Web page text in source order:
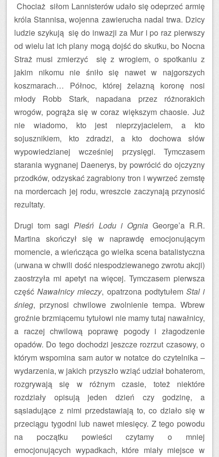
Chociaż siłom Lannisterów udało się odeprzeć armię
króla Stannisa, wojenna zawierucha nadal trwa. Dzicy
ludzie szykują się do inwazji za Mur i po raz pierwszy
od wielu lat ich plany mogą dojść do skutku, bo Nocna
Straż musi zmierzyć się z wrogiem, o spotkaniu z
jakim nikomu nie śniło się nawet w najgorszych
koszmarach… Północ, której żelazną koronę nosi
młody Robb Stark, napadana przez różnorakich
wrogów, pogrąża się w coraz większym chaosie. Już
nie wiadomo, kto jest nieprzyjacielem, a kto
sojusznikiem, kto zdradzi, a kto dochowa słów
wypowiedzianej wcześniej przysięgi. Tymczasem
starania wygnanej Daenerys, by powrócić do ojczyzny
przodków, odzyskać zagrabiony tron i wywrzeć zemstę
na mordercach jej rodu, wreszcie zaczynają przynosić
rezultaty.
Drugi tom sagiPieśń Lodu i OgniaGeorge’a R.R.
Martina skończył się w naprawdę emocjonującym
momencie, a wieńcząca go wielka scena batalistyczna
(urwana w chwili dość niespodziewanego zwrotu akcji)
zaostrzyła mi apetyt na więcej. Tymczasem pierwsza
częśćNawałnicy mieczy, opatrzona podtytułem Stal i
śnieg, przynosi chwilowe zwolnienie tempa. Wbrew
groźnie brzmiącemu tytułowi nie mamy tutaj nawałnicy,
a raczej chwilową poprawę pogody i złagodzenie
opadów. Do tego dochodzi jeszcze rozrzut czasowy, o
którym wspomina sam autor w notatce do czytelnika –
wydarzenia, w jakich przyszło wziąć udział bohaterom,
rozgrywają się w różnym czasie, toteż niektóre
rozdziały opisują jeden dzień czy godzinę, a
sąsiadujące z nimi przedstawiają to, co działo się w
przeciągu tygodni lub nawet miesięcy. Z tego powodu
na początku powieści czytamy o mniej
emocjonujących wypadkach, które miały miejsce w